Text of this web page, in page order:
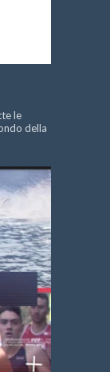
le
della